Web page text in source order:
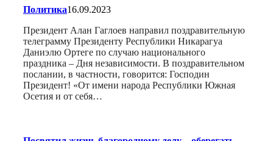
Политика16.09.2023
Президент Алан Гаглоев направил поздравительную
телеграмму Президенту Республики Никарагуа
Даниэлю Ортеге по случаю национального
праздника – Дня независимости. В поздравительном
послании, в частности, говорится: Господин
Президент! «От имени народа Республики Южная
Осетия и от себя…